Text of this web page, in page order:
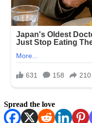
Spread the love